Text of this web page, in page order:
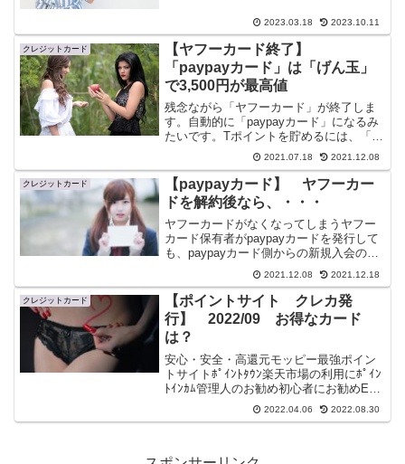
元げん玉最速現金化久しぶりに当ブログ
を更新しました。私生活で悲しい出来
事...
2023.03.18 2023.10.11
クレジットカード
【ヤフーカード終了】
「paypayカード」は「げん玉」
で3,500円が最高値
残念ながら「ヤフーカード」が終了しま
す。自動的に「paypayカード」になるみ
たいです。Tポイントを貯めるには、「T
カードプラスpremium」or Tカード
prime」かな？追記※2021/12/06 残念
ながら「ヤフーカード」は「p...
2021.07.18 2021.12.08
クレジットカード
【paypayカード】 ヤフーカー
ドを解約後なら、・・・
ヤフーカードがなくなってしまうヤフー
カード保有者がpaypayカードを発行して
も、paypayカード側からの新規入会の特
典はありませんしかし、ポイントサイト
側からは・・・ヤフーカードがなくなっ
てしまうヤフーは好きではありません
が、Tポイント...
2021.12.08 2021.12.18
クレジットカード
【ポイントサイト クレカ発
行】 2022/09 お得なカード
は？
安心・安全・高還元モッピー最強ポイン
トサイトﾎﾟｲﾝﾄﾀｳﾝ楽天市場の利用にﾎﾟｲﾝ
ﾄｲﾝｶﾑ管理人のお勧め初心者にお勧めEC
ナビAmazonご利用にハピタス全てが高還
元げん玉最速現金化クレジットカードは
2022.04.06 2022.08.30